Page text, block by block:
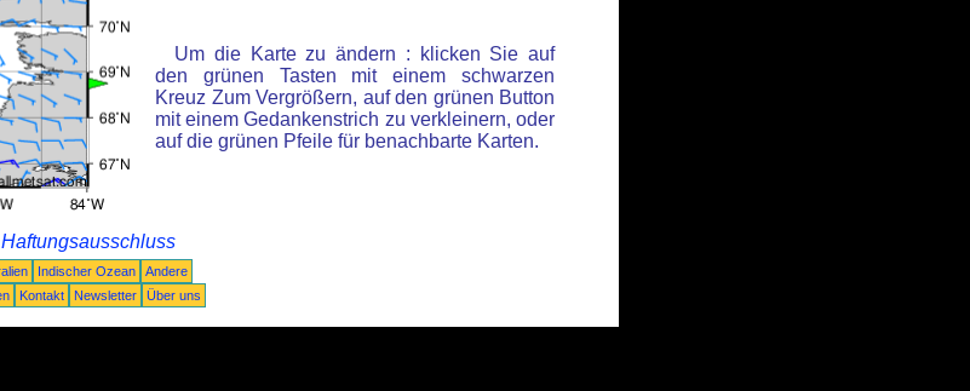
Um die Karte zu ändern : klicken Sie auf
den grünen Tasten mit einem schwarzen
Kreuz Zum Vergrößern, auf den grünen Button
mit einem Gedankenstrich zu verkleinern, oder
auf die grünen Pfeile für benachbarte Karten.
Indischer Ozean
Andere
Kontakt Newsletter Über uns